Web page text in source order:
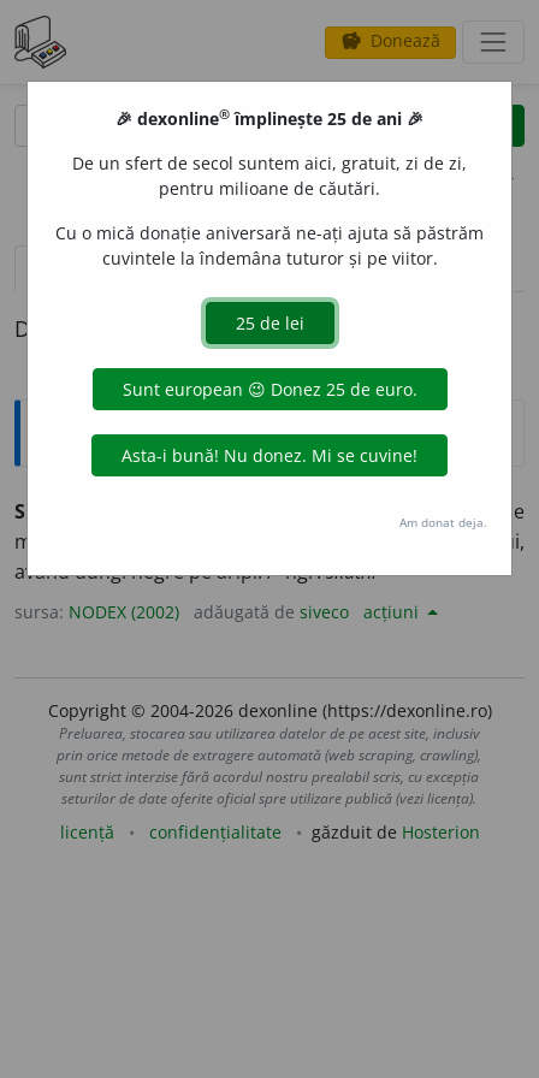
savings Donează
clear
opțiuni
definiții (1)
Definiția cu ID-ul 352504:
Explicative DEX
SCAT
Pasăre sedentară cântătoare, de talie
mică, cu cioc scurt și drept, cu penaj verde-gălbui,
având dungi negre pe aripi. /<ngr.skathí
sursa: NODEX (2002) adăugată de siveco acțiuni
Copyright © 2004-2026 dexonline (https://dexonline.ro)
Preluarea, stocarea sau utilizarea datelor de pe acest site, inclusiv
prin orice metode de extragere automată (web scraping, crawling),
sunt strict interzise fără acordul nostru prealabil scris, cu excepția
seturilor de date oferite oficial spre utilizare publică (vezi licența).
licență confidențialitate găzduit de Hosterion
🎉 dexonline® împlinește 25 de ani 🎉
De un sfert de secol suntem aici, gratuit, zi de zi,
pentru milioane de căutări.
Cu o mică donație aniversară ne-ați ajuta să păstrăm
cuvintele la îndemâna tuturor și pe viitor.
Am donat deja.